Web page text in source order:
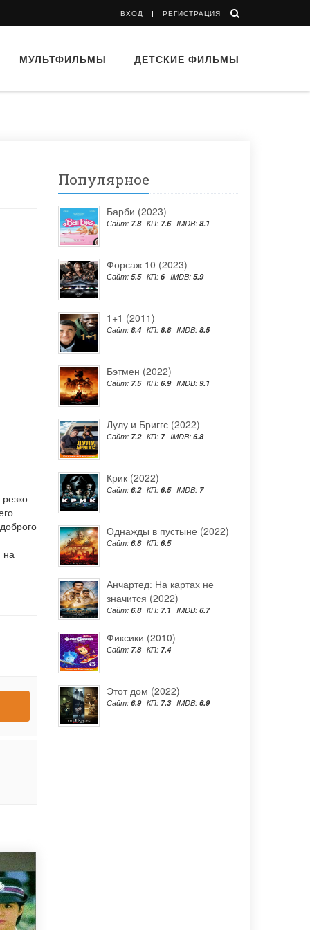
ВХОД РЕГИСТРАЦИЯ
МУЛЬТФИЛЬМЫ ДЕТСКИЕ ФИЛЬМЫ
на
Популярное
Барби (2023)
Сайт: 7.8 КП: 7.6 IMDB: 8.1
Форсаж 10 (2023)
Сайт: 5.5 КП: 6 IMDB: 5.9
1+1 (2011)
Сайт: 8.4 КП: 8.8 IMDB: 8.5
Бэтмен (2022)
Сайт: 7.5 КП: 6.9 IMDB: 9.1
Лулу и Бриггс (2022)
Сайт: 7.2 КП: 7 IMDB: 6.8
Крик (2022)
Сайт: 6.2 КП: 6.5 IMDB: 7
Однажды в пустыне (2022)
Сайт: 6.8 КП: 6.5
Анчартед: На картах не
значится (2022)
Сайт: 6.8 КП: 7.1 IMDB: 6.7
Фиксики (2010)
Сайт: 7.8 КП: 7.4
Этот дом (2022)
Сайт: 6.9 КП: 7.3 IMDB: 6.9